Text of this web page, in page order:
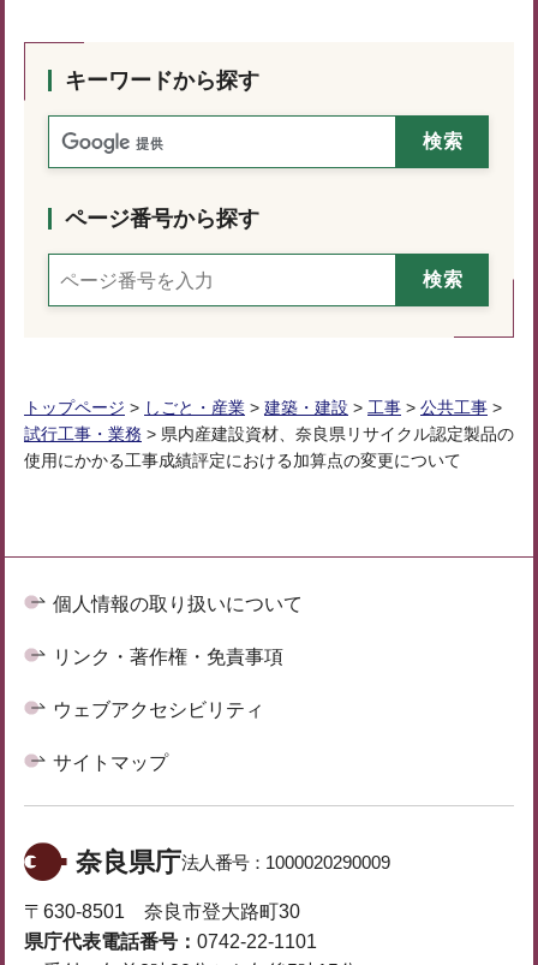
キーワードから探す
ページ番号から探す
トップページ > しごと・産業 > 建築・建設 > 工事 > 公共工事 >
試行工事・業務 > 県内産建設資材、奈良県リサイクル認定製品の
使用にかかる工事成績評定における加算点の変更について
個人情報の取り扱いについて
リンク・著作権・免責事項
ウェブアクセシビリティ
サイトマップ
奈良県庁法人番号： 1000020290009
〒630-8501 奈良市登大路町30
県庁代表電話番号： 0742-22-1101